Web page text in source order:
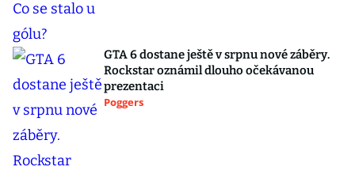
GTA 6 dostane ještě v srpnu nové záběry.
Rockstar oznámil dlouho očekávanou
prezentaci
Poggers